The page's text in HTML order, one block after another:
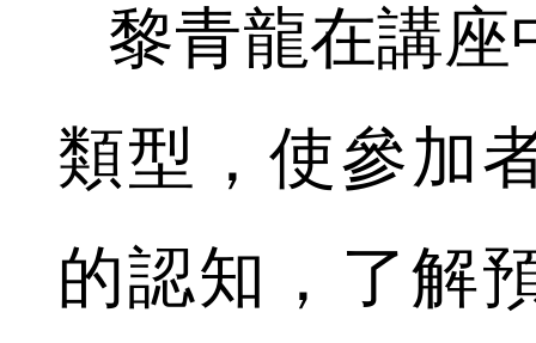
黎青龍在講座
類型，使參加
的認知，了解